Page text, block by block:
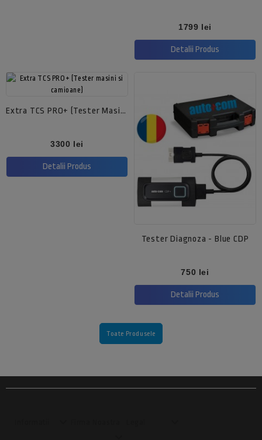
Pret
1799 lei
Detalii Produs
Extra TCS PRO+ (Tester Masini Si Camioane)
Pret
3300 lei
Detalii Produs
Tester Diagnoza - Blue CDP
Pret
750 lei
Detalii Produs
Toate Produsele